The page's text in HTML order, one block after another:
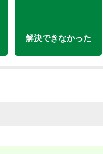
解決できなかった